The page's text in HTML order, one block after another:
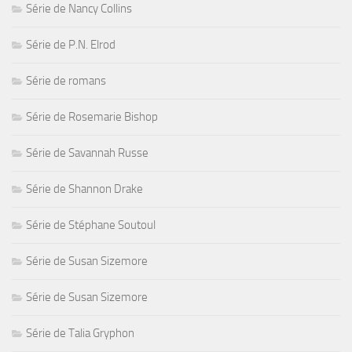
Série de Nancy Collins
Série de P.N. Elrod
Série de romans
Série de Rosemarie Bishop
Série de Savannah Russe
Série de Shannon Drake
Série de Stéphane Soutoul
Série de Susan Sizemore
Série de Susan Sizemore
Série de Talia Gryphon